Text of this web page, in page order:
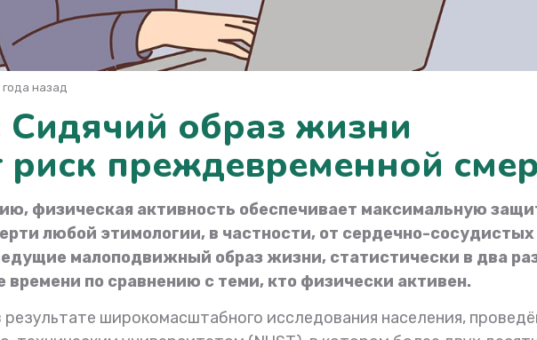
года назад
Сидячий образ жизни
риск преждевременной
физическая активность обеспечивает максимальную
любой этимологии, в частности, от сердечно-сосудистых
малоподвижный образ жизни, статистически в два
по сравнению с теми, кто физически активен.
широкомасштабного исследования населения,